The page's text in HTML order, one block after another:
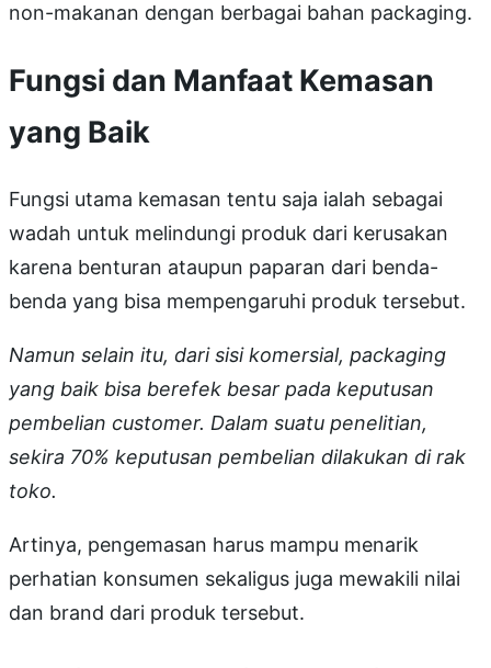
non-makanan dengan berbagai bahan packaging.
Fungsi dan Manfaat Kemasan
yang Baik
Fungsi utama kemasan tentu saja ialah sebagai
wadah untuk melindungi produk dari kerusakan
karena benturan ataupun paparan dari benda-
benda yang bisa mempengaruhi produk tersebut.
Namun selain itu, dari sisi komersial, packaging
yang baik bisa berefek besar pada keputusan
pembelian customer. Dalam suatu penelitian,
sekira 70% keputusan pembelian dilakukan di rak
toko.
Artinya, pengemasan harus mampu menarik
perhatian konsumen sekaligus juga mewakili nilai
dan brand dari produk tersebut.